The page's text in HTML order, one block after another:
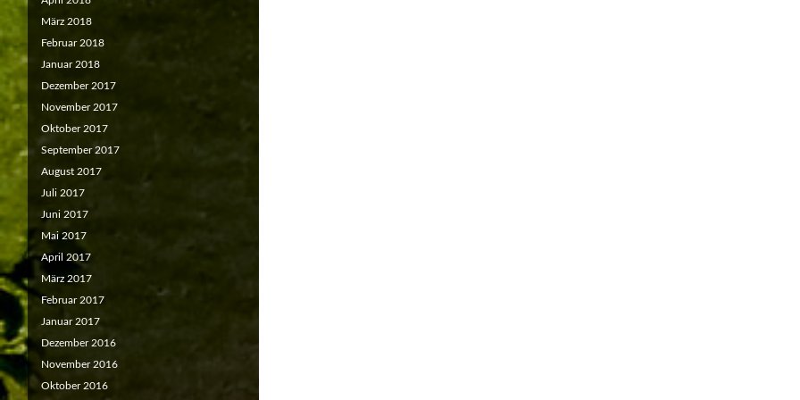
März 2018
Februar 2018
Januar 2018
Dezember 2017
November 2017
Oktober 2017
September 2017
August 2017
Juli 2017
Juni 2017
Mai 2017
April 2017
März 2017
Februar 2017
Januar 2017
Dezember 2016
November 2016
Oktober 2016